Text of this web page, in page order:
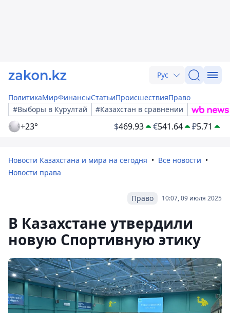
Рус
ПолитикаМирФинансыСтатьиПроисшествияПраво
#Выборы в Курултай
#Казахстан в сравнении
+23° $469.93 €541.64 ₽5.71
Новости Казахстана и мира на сегодня
Все новости
Новости права
10:07, 09 июля 2025
Право
В Казахстане утвердили
новую Спортивную этику